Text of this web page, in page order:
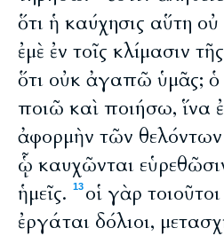
ὅτι ἡ καύχησις αὕτη
ἐμὲ ἐν τοῖς κλίμασιν
ὅτι οὐκ ἀγαπῶ ὑμᾶς; ὁ
ποιῶ καὶ ποιήσω, ἵνα
ἀφορμὴν τῶν
ᾧ καυχῶνται
ἡμεῖς.
13 οἱ γὰρ
ἐργάται δόλιοι,